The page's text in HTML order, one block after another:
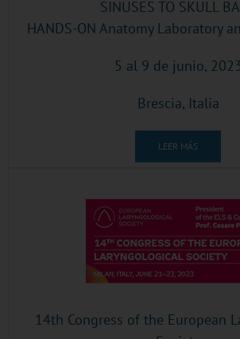
SINUSES TO SKULL
HANDS-ON Anatomy Laboratory
5 al 9 de junio, 2023
Brescia, Italia
LEER MÁS
14th Congress of the European